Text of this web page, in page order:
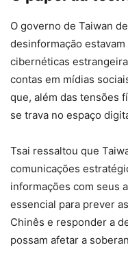
O governo de Taiwan
desinformação
cibernéticas
contas em mídias
que, além das tensões
se trava no espaço
Tsai ressaltou que
comunicações
informações com seus
essencial para prever
Chinês e responder a
possam afetar a